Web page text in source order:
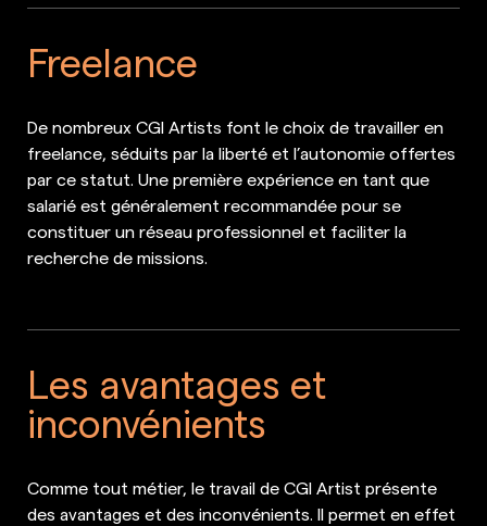
Freelance
De nombreux CGI Artists font le choix de travailler en
freelance, séduits par la liberté et l’autonomie offertes
par ce statut. Une première expérience en tant que
salarié est généralement recommandée pour se
constituer un réseau professionnel et faciliter la
recherche de missions.
Les avantages et
inconvénients
Comme tout métier, le travail de CGI Artist présente
des avantages et des inconvénients. Il permet en effet